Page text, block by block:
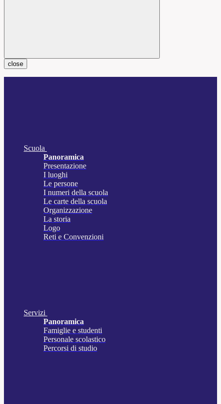
close
Scuola
Panoramica
Presentazione
I luoghi
Le persone
I numeri della scuola
Le carte della scuola
Organizzazione
La storia
Logo
Reti e Convenzioni
Servizi
Panoramica
Famiglie e studenti
Personale scolastico
Percorsi di studio